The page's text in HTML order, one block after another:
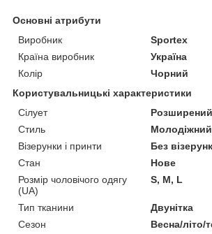
Основні атрибути
Виробник
Sportex
Країна виробник
Україна
Колір
Чорний
Користувальницькі характеристики
Сілует
Розширений
Стиль
Молодіжний
Візерунки і принти
Без
Стан
Нове
Розмір чоловічого одягу
(UA)
S, M, L
Тип тканини
Двунітка
Сезон
Весна/літо/